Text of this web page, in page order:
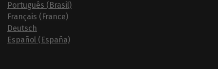
Português (Brasil)
Français (France)
Deutsch
Español (España)